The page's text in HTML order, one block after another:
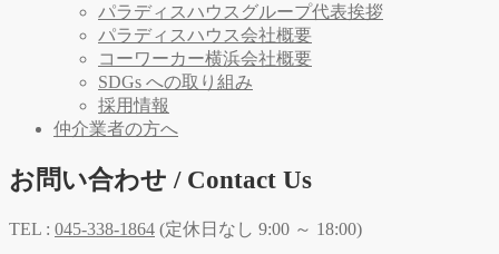
パラディスハウスグループ代表挨拶
パラディスハウス会社概要
コーワーカー横浜会社概要
SDGs への取り組み
採用情報
仲介業者の方へ
お問い合わせ / Contact Us
TEL : 045-338-1864 (定休日なし 9:00 ～ 18:00)